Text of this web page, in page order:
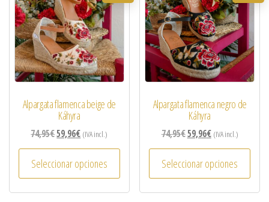
Alpargata flamenca beige de
Káhyra
74,95€59,96€ (IVA incl.)
Seleccionar opciones
Alpargata flamenca negro de
Káhyra
74,95€59,96€ (IVA incl.)
Seleccionar opciones